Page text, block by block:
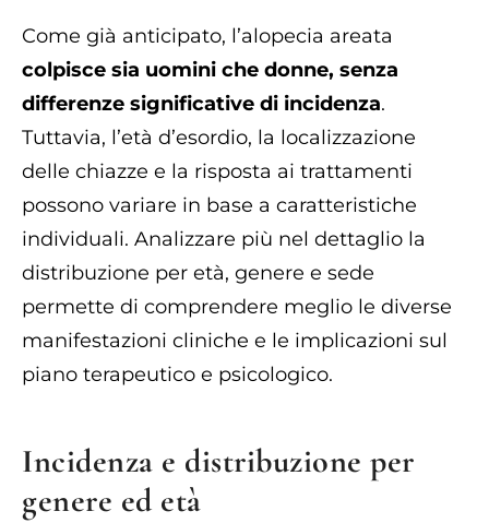
Come già anticipato, l’alopecia areata
colpisce sia uomini che donne, senza
differenze significative di incidenza.
Tuttavia, l’età d’esordio, la localizzazione
delle chiazze e la risposta ai trattamenti
possono variare in base a caratteristiche
individuali. Analizzare più nel dettaglio la
distribuzione per età, genere e sede
permette di comprendere meglio le diverse
manifestazioni cliniche e le implicazioni sul
piano terapeutico e psicologico.
Incidenza e distribuzione per
genere ed età